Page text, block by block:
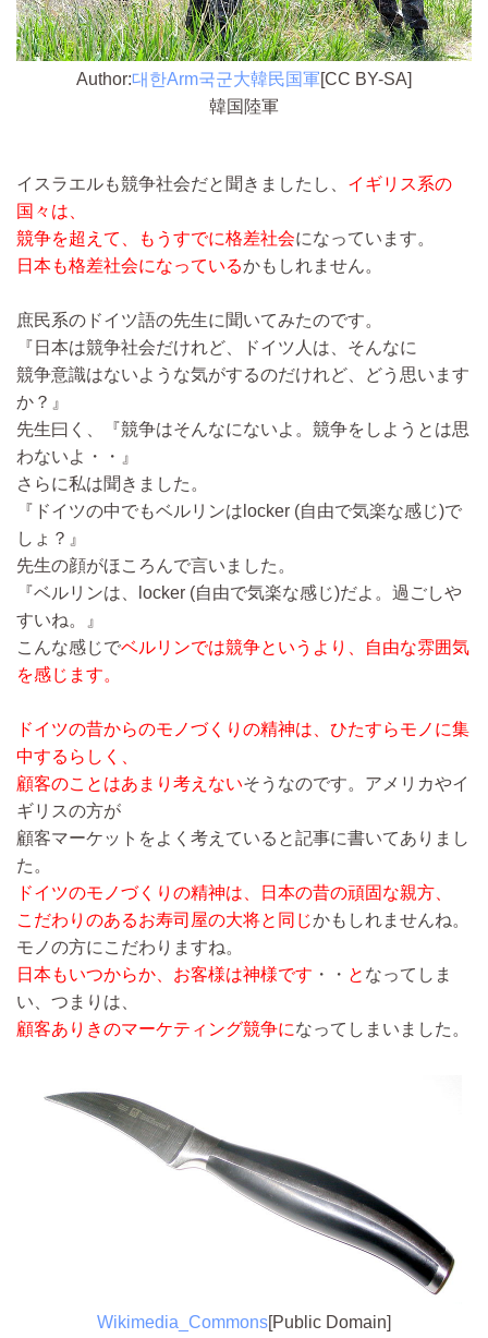
Author:대한Arm국군大韓民国軍[CC BY-SA]
韓国陸軍
イスラエルも競争社会だと聞きましたし、 イギリス系の
国々は、
競争を超えて、もうすでに格差社会になっています。
日本も格差社会になっているかもしれません。
庶民系のドイツ語の先生に聞いてみたのです。
『日本は競争社会だけれど、ドイツ人は、そんなに
競争意識はないような気がするのだけれど、どう思います
か？』
先生曰く、『競争はそんなにないよ。競争をしようとは思
わないよ・・』
さらに私は聞きました。
『ドイツの中でもベルリンはlocker (自由で気楽な感じ)で
しょ？』
先生の顔がほころんで言いました。
『ベルリンは、locker (自由で気楽な感じ)だよ。過ごしや
すいね。』
こんな感じでベルリンでは競争というより、自由な雰囲気
を感じます。
ドイツの昔からのモノづくりの精神は、ひたすらモノに集
中するらしく、
顧客のことはあまり考えないそうなのです。アメリカやイ
ギリスの方が
顧客マーケットをよく考えていると記事に書いてありまし
た。
ドイツのモノづくりの精神は、日本の昔の頑固な親方、
こだわりのあるお寿司屋の大将と同じかもしれませんね。
モノの方にこだわりますね。
日本もいつからか、お客様は神様です ・・ と なってしま
い、つまりは、
顧客ありきのマーケティング競争になってしまいました。
Wikimedia_Commons[Public Domain]